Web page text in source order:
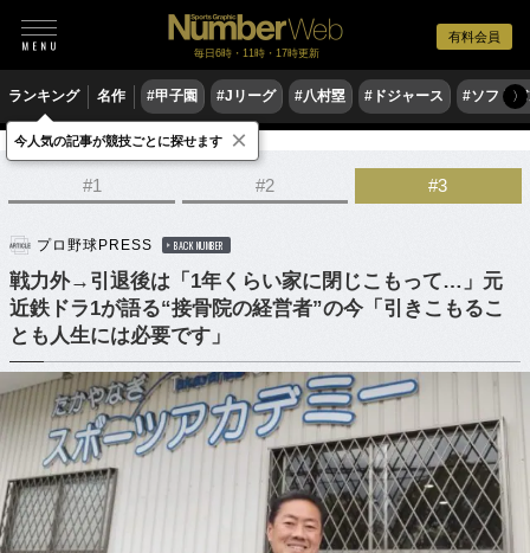
有料会員
毎日6時・11時・17時更新
ランキング 名作 #甲子園 #Jリーグ #八村塁 #ドジャース #ソフト〉
野球 プロ野球
#1 #2 #3
プロ野球PRESS BACK NUMBER
戦力外→引退後は「1年くらい家に閉じこもって…」元
近鉄ドラ1が語る“接骨院の経営者”の今「引きこもるこ
とも人生には必要です」
今人気の記事が競技ごとに探せます ×